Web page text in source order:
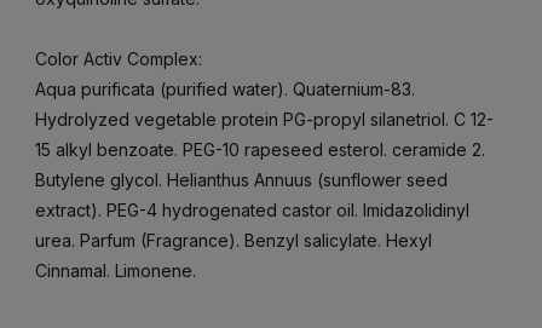
Color Activ Complex:
Aqua purificata (purified water). Quaternium-83.
Hydrolyzed vegetable protein PG-propyl silanetriol. C 12-
15 alkyl benzoate. PEG-10 rapeseed esterol. ceramide 2.
Butylene glycol. Helianthus Annuus (sunflower seed
extract). PEG-4 hydrogenated castor oil. Imidazolidinyl
urea. Parfum (Fragrance). Benzyl salicylate. Hexyl
Cinnamal. Limonene.